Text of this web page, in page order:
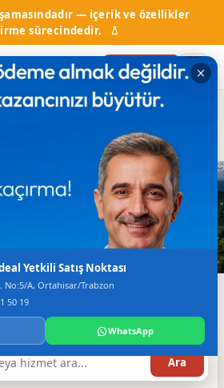
— içerik ve özellikler
sürecindedir.
Firma Ekle
& Hizmetler
Nöbetçi Eczane
nöbetçi eczane ve daha
Yetkili Satış Noktası
No:5/A, Ortahisar/Trabzon
50 19
WhatsApp